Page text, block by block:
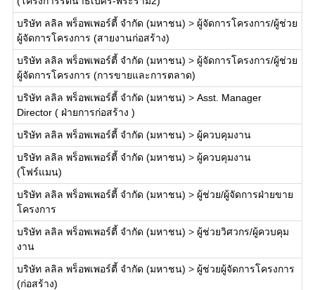
บริษัท ลลิล พร็อพเพอร์ตี้ จำกัด (มหาชน) > ผู้จัดการโครงการ/ผู้ช่วย
ผู้จัดการโครงการ (สายงานก่อสร้าง)
บริษัท ลลิล พร็อพเพอร์ตี้ จำกัด (มหาชน) > ผู้จัดการโครงการ/ผู้ช่วย
ผู้จัดการโครงการ (การขายและการตลาด)
บริษัท ลลิล พร็อพเพอร์ตี้ จำกัด (มหาชน) > Asst. Manager
Director ( ฝ่ายการก่อสร้าง )
บริษัท ลลิล พร็อพเพอร์ตี้ จำกัด (มหาชน) > ผู้ควบคุมงาน
บริษัท ลลิล พร็อพเพอร์ตี้ จำกัด (มหาชน) > ผู้ควบคุมงาน
(โฟร์แมน)
บริษัท ลลิล พร็อพเพอร์ตี้ จำกัด (มหาชน) > ผู้ช่วย/ผู้จัดการฝ่ายขาย
โครงการ
บริษัท ลลิล พร็อพเพอร์ตี้ จำกัด (มหาชน) > ผู้ช่วยวิศวกร/ผู้ควบคุม
งาน
บริษัท ลลิล พร็อพเพอร์ตี้ จำกัด (มหาชน) > ผู้ช่วยผู้จัดการโครงการ
(ก่อสร้าง)